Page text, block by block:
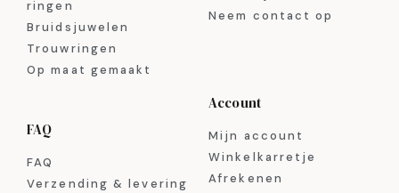
ringen
Bruidsjuwelen
Trouwringen
Op maat gemaakt
Neem contact op
FAQ
FAQ
Verzending & levering
Account
Mijn account
Winkelkarretje
Afrekenen